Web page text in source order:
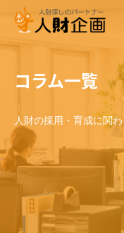
コラム一覧
人財の採用・育成に関